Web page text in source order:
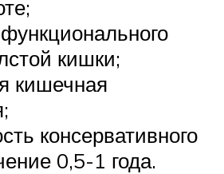
кишки;
кишечная
консервативного
0,5-1 года.